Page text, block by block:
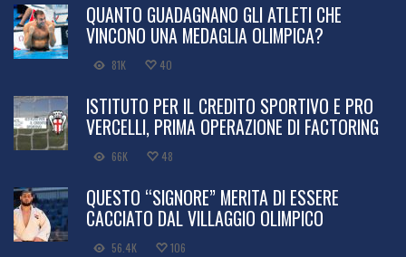
QUANTO GUADAGNANO GLI ATLETI CHE
VINCONO UNA MEDAGLIA OLIMPICA?
81K 40
ISTITUTO PER IL CREDITO SPORTIVO E PRO
VERCELLI, PRIMA OPERAZIONE DI FACTORING
66K 48
QUESTO “SIGNORE” MERITA DI ESSERE
CACCIATO DAL VILLAGGIO OLIMPICO
56.4K 106